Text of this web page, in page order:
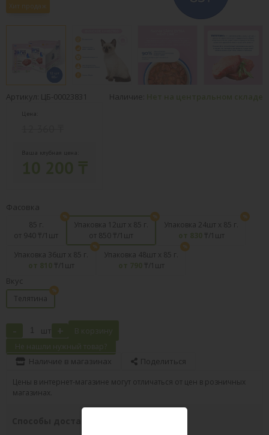
Хит продаж
Артикул: ЦБ-00023831 Наличие: Нет на центральном складе
Цена:
Ваша клубная цена:
Фасовка
85 г.
от 940 ₸/1шт
Упаковка 12шт х 85 г.
от 850 ₸/1шт
Упаковка 24шт х 85 г.
от 830 ₸/1шт
Упаковка 36шт х 85 г.
от 810 ₸/1шт
Упаковка 48шт х 85 г.
от 790 ₸/1шт
Вкус
Телятина
- шт + В корзину
Не нашли нужный товар?
Наличие в магазинах Поделиться
Цены в интернет-магазине могут отличаться от цен в розничных
магазинах.